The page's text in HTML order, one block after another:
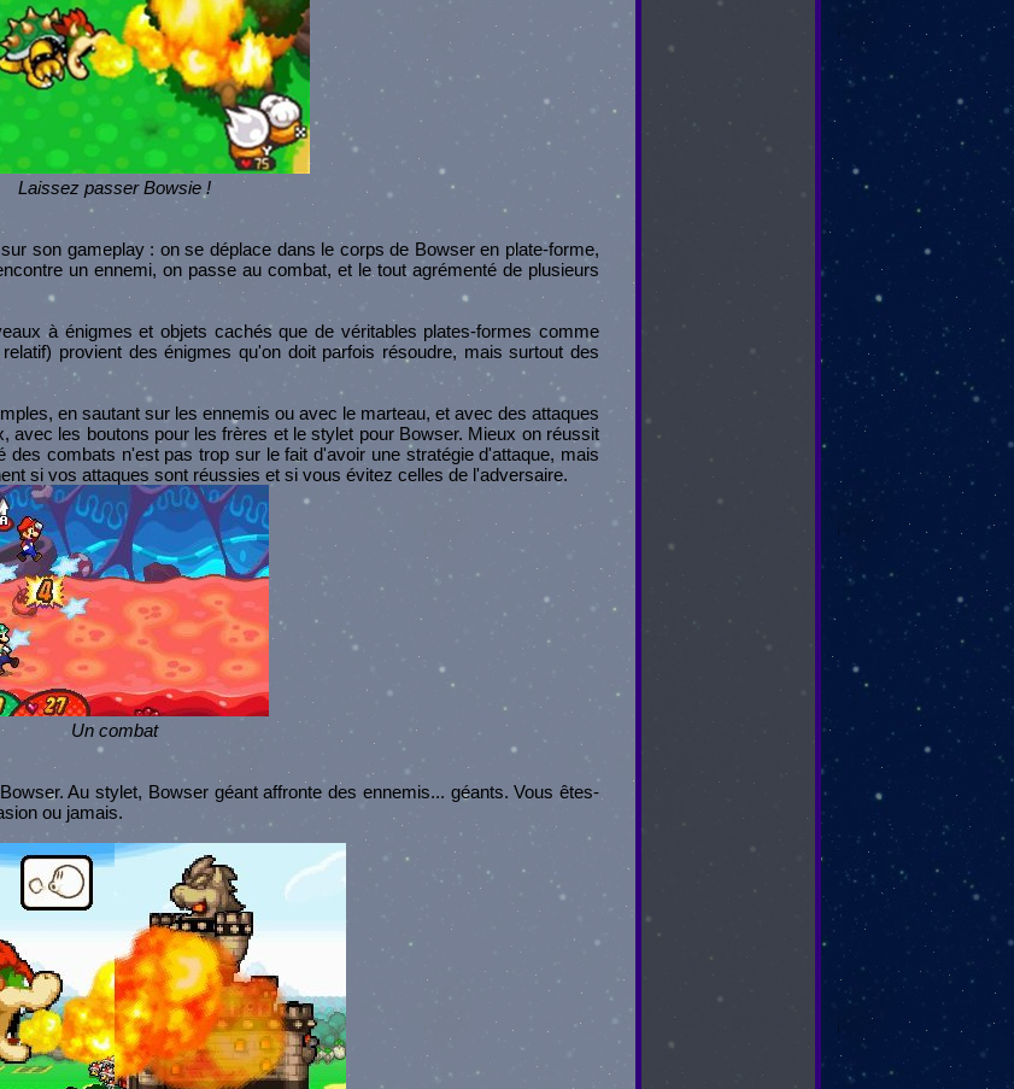
Laissez passer Bowsie !
son gameplay : on se déplace dans le corps de Bowser en plate-forme,
un ennemi, on passe au combat, et le tout agrémenté de plusieurs
à énigmes et objets cachés que de véritables plates-formes comme
provient des énigmes qu'on doit parfois résoudre, mais surtout des
en sautant sur les ennemis ou avec le marteau, et avec des attaques
avec les boutons pour les frères et le stylet pour Bowser. Mieux on réussit
des combats n'est pas trop sur le fait d'avoir une stratégie d'attaque, mais
si vos attaques sont réussies et si vous évitez celles de l'adversaire.
Un combat
Au stylet, Bowser géant affronte des ennemis... géants. Vous êtes-
ou jamais.